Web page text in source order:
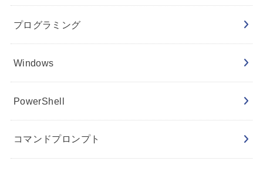
プログラミング
Windows
PowerShell
コマンドプロンプト